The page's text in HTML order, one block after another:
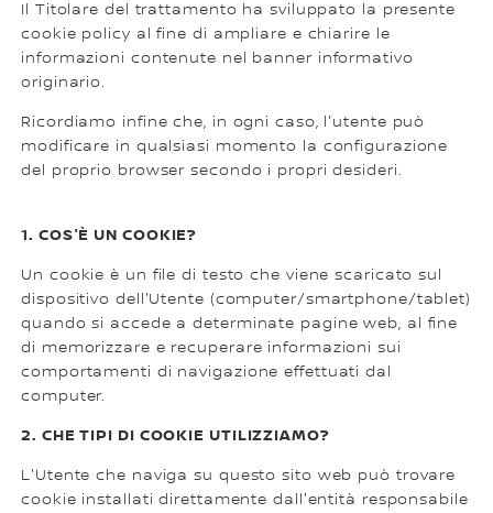
Il Titolare del trattamento ha sviluppato la presente
cookie policy al fine di ampliare e chiarire le
informazioni contenute nel banner informativo
originario.
Ricordiamo infine che, in ogni caso, l'utente può
modificare in qualsiasi momento la configurazione
del proprio browser secondo i propri desideri.
1. COS'È UN COOKIE?
Un cookie è un file di testo che viene scaricato sul
dispositivo dell'Utente (computer/smartphone/tablet)
quando si accede a determinate pagine web, al fine
di memorizzare e recuperare informazioni sui
comportamenti di navigazione effettuati dal
computer.
2. CHE TIPI DI COOKIE UTILIZZIAMO?
L'Utente che naviga su questo sito web può trovare
cookie installati direttamente dall'entità responsabile